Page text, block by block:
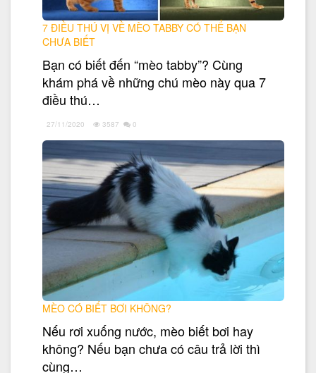
7 ĐIỀU THÚ VỊ VỀ MÈO TABBY CÓ THỂ BẠN
CHƯA BIẾT
Bạn có biết đến “mèo tabby”? Cùng
khám phá về những chú mèo này qua 7
điều thú…
27/11/2020 3587 0
MÈO CÓ BIẾT BƠI KHÔNG?
Nếu rơi xuống nước, mèo biết bơi hay
không? Nếu bạn chưa có câu trả lời thì
cùng…